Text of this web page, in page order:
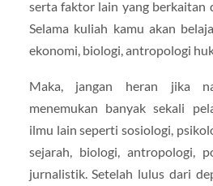
serta faktor lain yang berkaitan
Selama kuliah kamu akan
ekonomi, biologi, antropologi
Maka, jangan heran jika
menemukan banyak sekali
ilmu lain seperti sosiologi,
sejarah, biologi, antropologi,
jurnalistik. Setelah lulus dari